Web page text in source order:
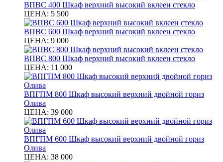
ВПВС 400 Шкаф верхний высокий вклеен стекло
ЦЕНА: 5 500
ВПВС 600 Шкаф верхний высокий вклеен стекло
ЦЕНА: 9 000
ВПВС 800 Шкаф верхний высокий вклеен стекло
ЦЕНА: 11 000
ВПГПМ 800 Шкаф высокий верхний двойной гориз
Олива
ЦЕНА: 39 000
ВПГПМ 600 Шкаф высокий верхний двойной гориз
Олива
ЦЕНА: 38 000